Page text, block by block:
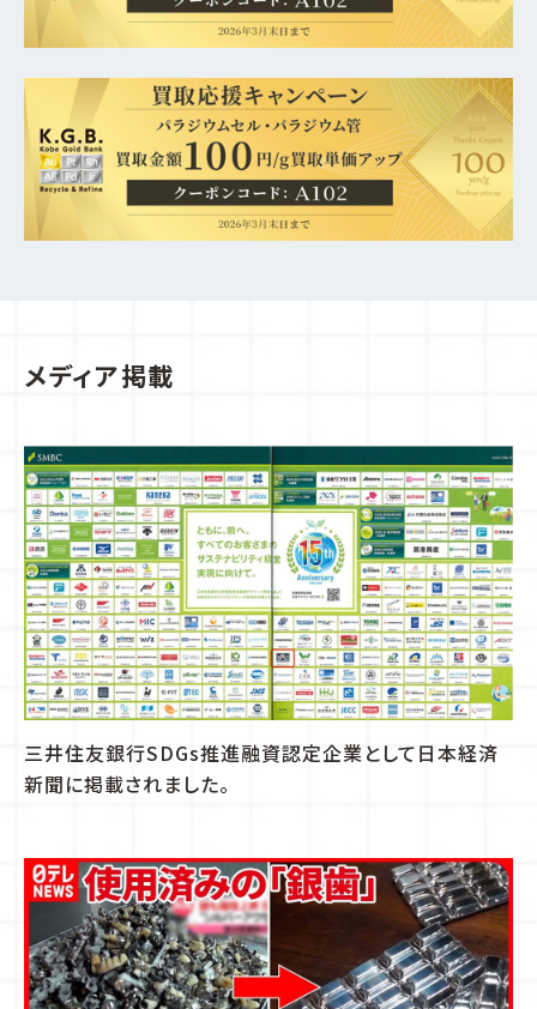
メディア掲載
三井住友銀行SDGs推進融資認定企業として日本経済
新聞に掲載されました。